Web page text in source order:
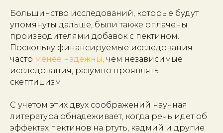
Большинство исследований, которые будут
упомянуты дальше, были также оплачены
производителями добавок с пектином.
Поскольку финансируемые исследования
часто менее надежны, чем независимые
исследования, разумно проявлять
скептицизм.
С учетом этих двух соображений научная
литература обнадеживает, когда речь идет об
эффектах пектинов на ртуть, кадмий и другие